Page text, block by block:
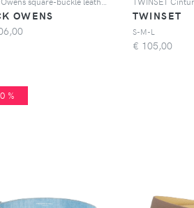
OWENS
TWINSET
S-M-L
€ 105,00